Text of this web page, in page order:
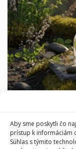
Aby sme poskytli čo
prístup k informáciám
Súhlas s týmito
Furiosa: česká